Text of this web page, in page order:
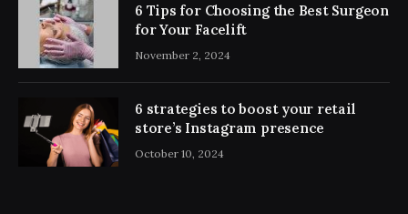
6 Tips for Choosing the Best Surgeon
for Your Facelift
November 2, 2024
6 strategies to boost your retail
store’s Instagram presence
October 10, 2024